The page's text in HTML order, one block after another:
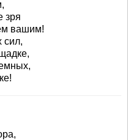
зря
вашим!
сил,